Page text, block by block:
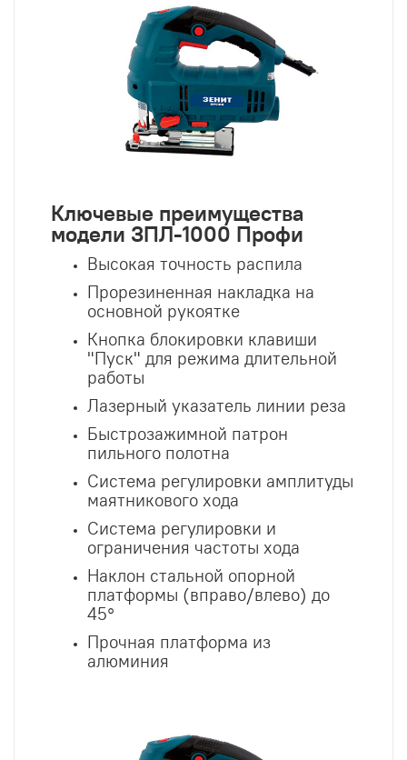
Ключевые преимущества
модели ЗПЛ-1000 Профи
Высокая точность распила
Прорезиненная накладка на
основной рукоятке
Кнопка блокировки клавиши
"Пуск" для режима длительной
работы
Лазерный указатель линии реза
Быстрозажимной патрон
пильного полотна
Система регулировки амплитуды
маятникового хода
Система регулировки и
ограничения частоты хода
Наклон стальной опорной
платформы (вправо/влево) до
45°
Прочная платформа из
алюминия